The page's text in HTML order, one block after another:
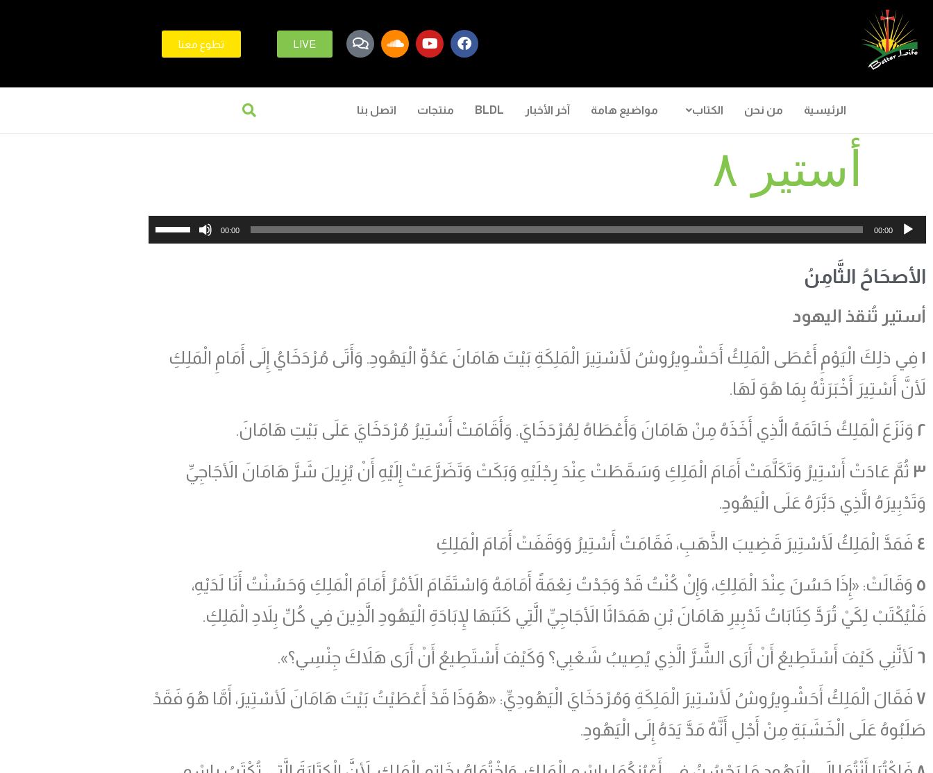
LIVE تطوع معنا
الرئيسية من نحن الكتاب مواضيع هامة آخر الأخبار BLDL منتجات اتصل بنا
أستير ٨
مشغل
00:00
00:00
الأصحَاحُ الثَّامِنُ
أستير تُنقذ اليهود
١ فِي ذلِكَ الْيَوْمِ أَعْطَى الْمَلِكُ أَحَشْوِيرُوشُ لأَسْتِيرَ الْمَلِكَةِ بَيْتَ هَامَانَ عَدُوِّ الْيَهُودِ. وَأَتَى مُرْدَخَايُ إِلَى أَمَامِ الْمَلِكِ
لأَنَّ أَسْتِيرَ أَخْبَرَتْهُ بِمَا هُوَ لَهَا.
٢ وَنَزَعَ الْمَلِكُ خَاتَمَهُ الَّذِي أَخَذَهُ مِنْ هَامَانَ وَأَعْطَاهُ لِمُرْدَخَايَ. وَأَقَامَتْ أَسْتِيرُ مُرْدَخَايَ عَلَى بَيْتِ هَامَانَ.
٣ ثُمَّ عَادَتْ أَسْتِيرُ وَتَكَلَّمَتْ أَمَامَ الْمَلِكِ وَسَقَطَتْ عِنْدَ رِجْلَيْهِ وَبَكَتْ وَتَضَرَّعَتْ إِلَيْهِ أَنْ يُزِيلَ شَرَّ هَامَانَ الأَجَاجِيِّ
وَتَدْبِيرَهُ الَّذِي دَبَّرَهُ عَلَى الْيَهُودِ.
٤ فَمَدَّ الْمَلِكُ لأَسْتِيرَ قَضِيبَ الذَّهَبِ، فَقَامَتْ أَسْتِيرُ وَوَقَفَتْ أَمَامَ الْمَلِكِ
٥ وَقَالَتْ: «إِذَا حَسُنَ عِنْدَ الْمَلِكِ، وَإِنْ كُنْتُ قَدْ وَجَدْتُ نِعْمَةً أَمَامَهُ وَاسْتَقَامَ الأَمْرُ أَمَامَ الْمَلِكِ وَحَسُنْتُ أَنَا لَدَيْهِ،
فَلْيُكْتَبْ لِكَيْ تُرَدَّ كِتَابَاتُ تَدْبِيرِ هَامَانَ بْنِ هَمَدَاثَا الأَجَاجِيِّ الَّتِي كَتَبَهَا لإِبَادَةِ الْيَهُودِ الَّذِينَ فِي كُلِّ بِلاَدِ الْمَلِكِ.
٦ لأَنَّنِي كَيْفَ أَسْتَطِيعُ أَنْ أَرَى الشَّرَّ الَّذِي يُصِيبُ شَعْبِي؟ وَكَيْفَ أَسْتَطِيعُ أَنْ أَرَى هَلاَكَ جِنْسِي؟».
٧ فَقَالَ الْمَلِكُ أَحَشْوِيرُوشُ لأَسْتِيرَ الْمَلِكَةِ وَمُرْدَخَايَ الْيَهُودِيِّ: «هُوَذَا قَدْ أَعْطَيْتُ بَيْتَ هَامَانَ لأَسْتِيرَ، أَمَّا هُوَ فَقَدْ
صَلَبُوهُ عَلَى الْخَشَبَةِ مِنْ أَجْلِ أَنَّهُ مَدَّ يَدَهُ إِلَى الْيَهُودِ.